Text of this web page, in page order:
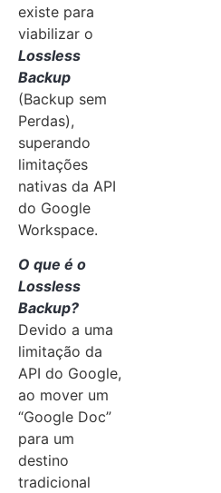
existe para
viabilizar o
Lossless
Backup
(Backup sem
Perdas),
superando
limitações
nativas da API
do Google
Workspace.
O que é o
Lossless
Backup?
Devido a uma
limitação da
API do Google,
ao mover um
“Google Doc”
para um
destino
tradicional